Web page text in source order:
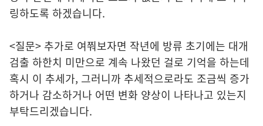
링하도록 하겠습니다.
<질문> 추가로 여쭤보자면 작년에 방류 초기에는 대개
검출 하한치 미만으로 계속 나왔던 걸로 기억을 하는데
혹시 이 추세가, 그러니까 추세적으로라도 조금씩 증가
하거나 감소하거나 어떤 변화 양상이 나타나고 있는지
부탁드리겠습니다.